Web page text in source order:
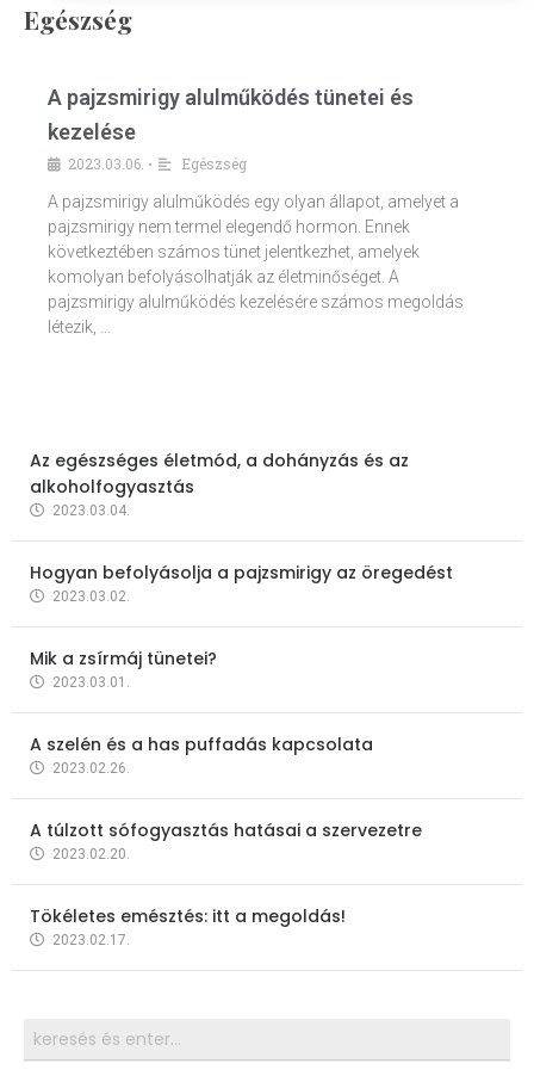
Egészség
A pajzsmirigy alulműködés tünetei és
kezelése
2023.03.06. •
Egészség
A pajzsmirigy alulműködés egy olyan állapot, amelyet a
pajzsmirigy nem termel elegendő hormon. Ennek
következtében számos tünet jelentkezhet, amelyek
komolyan befolyásolhatják az életminőséget. A
pajzsmirigy alulműködés kezelésére számos megoldás
létezik, …
Az egészséges életmód, a dohányzás és az
alkoholfogyasztás
2023.03.04.
Hogyan befolyásolja a pajzsmirigy az öregedést
2023.03.02.
Mik a zsírmáj tünetei?
2023.03.01.
A szelén és a has puffadás kapcsolata
2023.02.26.
A túlzott sófogyasztás hatásai a szervezetre
2023.02.20.
Tökéletes emésztés: itt a megoldás!
2023.02.17.